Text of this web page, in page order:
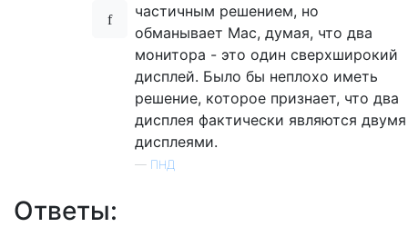
частичным решением, но
обманывает Mac, думая, что два
монитора - это один сверхширокий
дисплей. Было бы неплохо иметь
решение, которое признает, что два
дисплея фактически являются двумя
дисплеями.
— ПНД
Ответы: